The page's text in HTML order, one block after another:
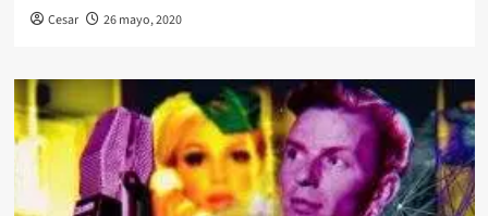
Cesar 26 mayo, 2020